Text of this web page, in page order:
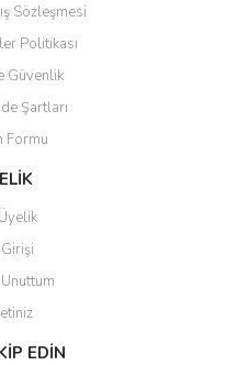
Sözleşmesi
Politikası
Güvenlik
Şartları
Formu
EDİN